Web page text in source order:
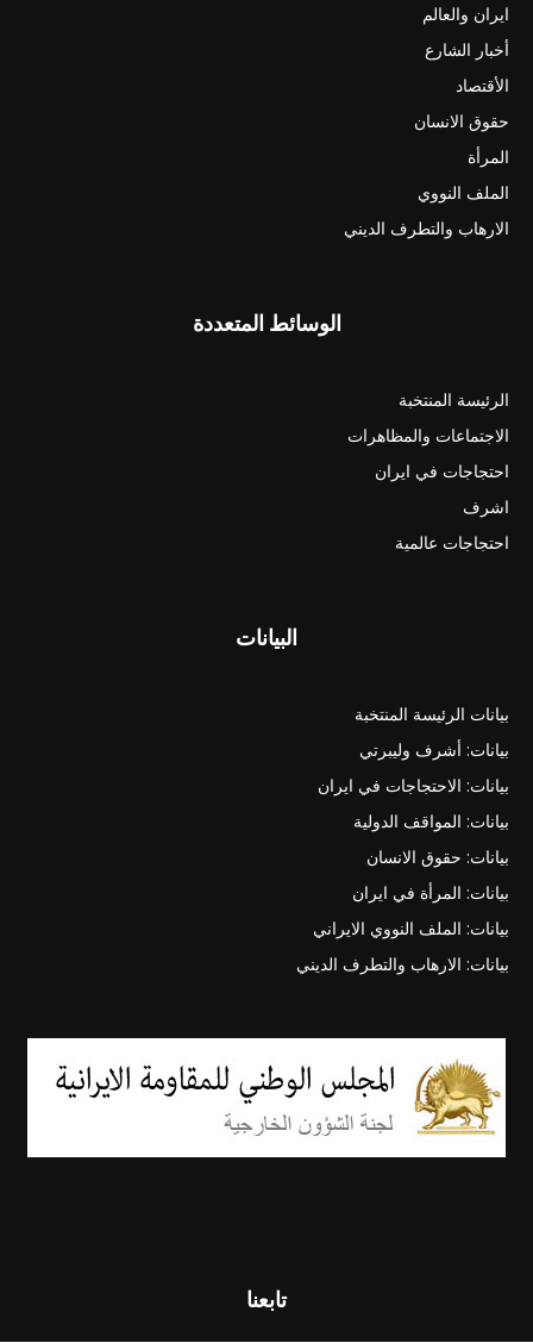
ايران والعالم
أخبار الشارع
الأقتصاد
حقوق الانسان
المرأة
الملف النووي
الارهاب والتطرف الديني
الوسائط المتعددة
الرئيسة المنتخبة
الاجتماعات والمظاهرات
احتجاجات في ايران
اشرف
احتجاجات عالمية
البيانات
بيانات الرئيسة المنتخبة
بيانات: أشرف وليبرتي
بيانات: الاحتجاجات في ايران
بيانات: المواقف الدولية
بيانات: حقوق الانسان
بيانات: المرأة في ايران
بيانات: الملف النووي الايراني
بيانات: الارهاب والتطرف الديني
تابعنا